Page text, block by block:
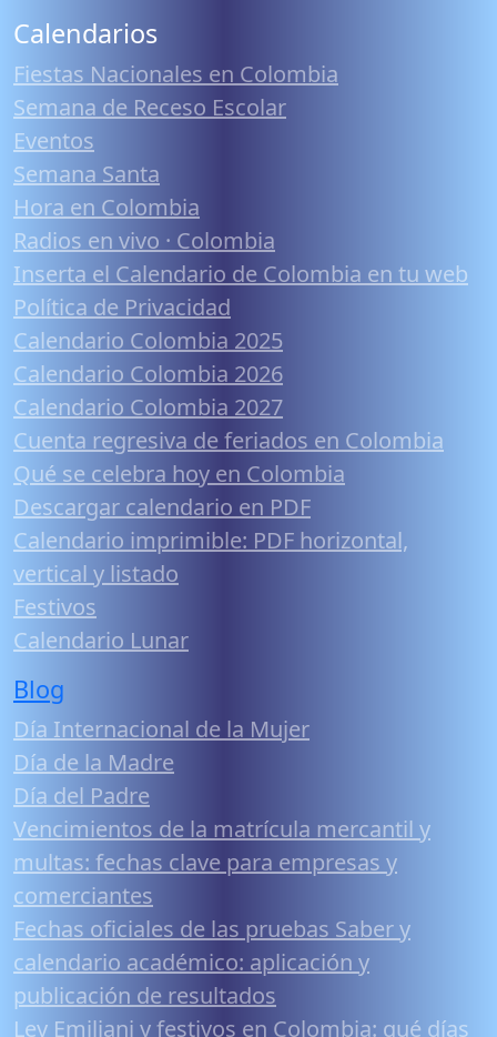
Calendarios
Fiestas Nacionales en Colombia
Semana de Receso Escolar
Eventos
Semana Santa
Hora en Colombia
Radios en vivo · Colombia
Inserta el Calendario de Colombia en tu web
Política de Privacidad
Calendario Colombia 2025
Calendario Colombia 2026
Calendario Colombia 2027
Cuenta regresiva de feriados en Colombia
Qué se celebra hoy en Colombia
Descargar calendario en PDF
Calendario imprimible: PDF horizontal,
vertical y listado
Festivos
Calendario Lunar
Blog
Día Internacional de la Mujer
Día de la Madre
Día del Padre
Vencimientos de la matrícula mercantil y
multas: fechas clave para empresas y
comerciantes
Fechas oficiales de las pruebas Saber y
calendario académico: aplicación y
publicación de resultados
Ley Emiliani y festivos en Colombia: qué días